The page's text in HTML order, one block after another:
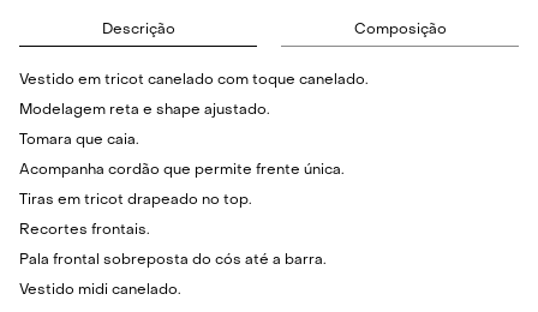
Descrição Composição
Vestido em tricot canelado com toque canelado.
Modelagem reta e shape ajustado.
Tomara que caia.
Acompanha cordão que permite frente única.
Tiras em tricot drapeado no top.
Recortes frontais.
Pala frontal sobreposta do cós até a barra.
Vestido midi canelado.